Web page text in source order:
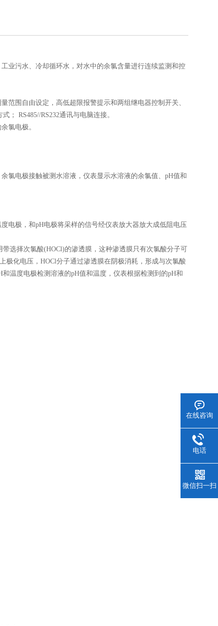
业污水、冷却循环水，对水中的余氯含量进行连续监测和控
围自由设定，高低超限报警提示和两组继电器控制开关、
； RS485//RS232通讯与电脑连接。
氯电极。
电极接触被测水溶液，仪表显示水溶液的余氯值、pH值和
极，和pH电极将采样的信号经仪表放大器放大成低阻电压
择次氯酸(HOCl)的渗透膜，这种渗透膜只有次氯酸分子可
极化电压，HOCl分子通过渗透膜在阴极消耗，形成与次氯酸
温度电极检测溶液的pH值和温度，仪表根据检测到的pH和
在线咨询
电话
微信扫一扫